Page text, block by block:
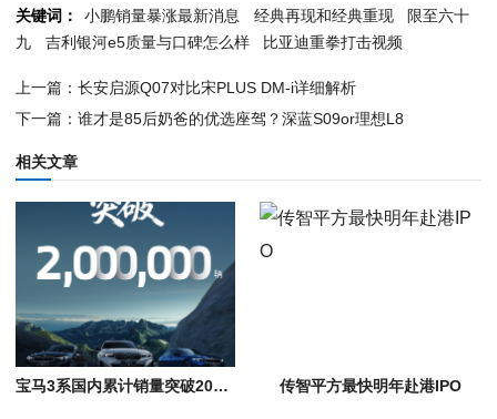
关键词： 小鹏销量暴涨最新消息 经典再现和经典重现
限至六十
九
吉利银河e5质量与口碑怎么样 比亚迪重拳打击视频
上一篇：长安启源Q07对比宋PLUS DM-i详细解析
下一篇：谁才是85后奶爸的优选座驾？深蓝S09or理想L8
相关文章
宝马3系国内累计销量突破200万辆，全新纯电i3将于成都车展亮相 传智平方最快明年赴港IPO